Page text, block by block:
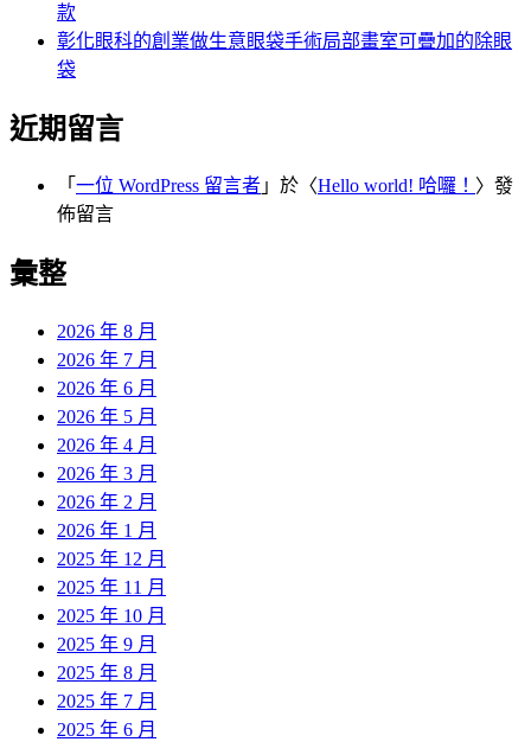
款
彰化眼科的創業做生意眼袋手術局部畫室可疊加的除眼
袋
近期留言
「 一位 WordPress 留言者 」於〈Hello world! 哈囉！ 〉發
佈留言
彙整
2026 年 8 月
2026 年 7 月
2026 年 6 月
2026 年 5 月
2026 年 4 月
2026 年 3 月
2026 年 2 月
2026 年 1 月
2025 年 12 月
2025 年 11 月
2025 年 10 月
2025 年 9 月
2025 年 8 月
2025 年 7 月
2025 年 6 月